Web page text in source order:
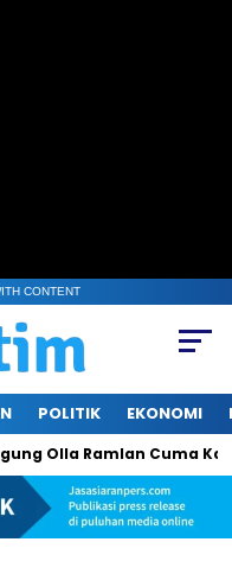
CONTENT
POLITIK EKONOMI
Olla Ramlan Cuma